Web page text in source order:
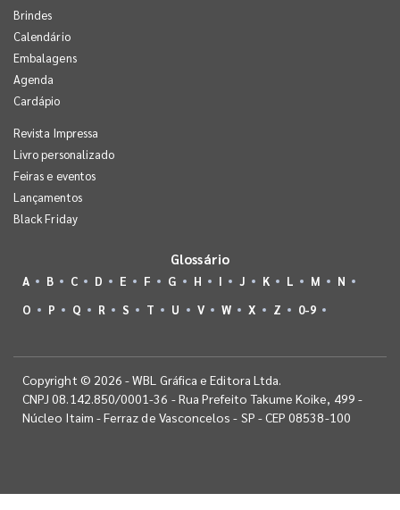
Brindes
Calendário
Embalagens
Agenda
Cardápio
Revista Impressa
Livro personalizado
Feiras e eventos
Lançamentos
Black Friday
Glossário
A B C D E F G H I J K L M
N
O
P Q R S T U V W X Z 0-9
Copyright © 2026 - WBL Gráfica e Editora Ltda.
CNPJ 08.142.850/0001-36 - Rua Prefeito Takume Koike, 499 -
Núcleo Itaim - Ferraz de Vasconcelos - SP - CEP 08538-100